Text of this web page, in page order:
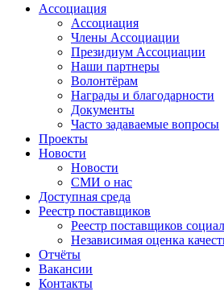
Ассоциация
Ассоциация
Члены Ассоциации
Президиум Ассоциации
Наши партнеры
Волонтёрам
Награды и благодарности
Документы
Часто задаваемые вопросы
Проекты
Новости
Новости
СМИ о нас
Доступная среда
Реестр поставщиков
Реестр поставщиков
Независимая оценка
Отчёты
Вакансии
Контакты